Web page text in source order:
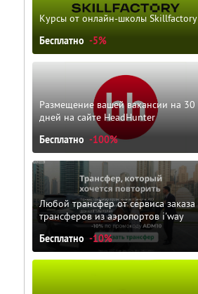
Курсы от онлайн-школы Skillfactory
Бесплатно -5%
Размещение вашей вакансии на 30
дней на сайте HeadHunter
Бесплатно -100%
Любой трансфер от сервиса заказа
трансферов из аэропортов i'way
Бесплатно -10%